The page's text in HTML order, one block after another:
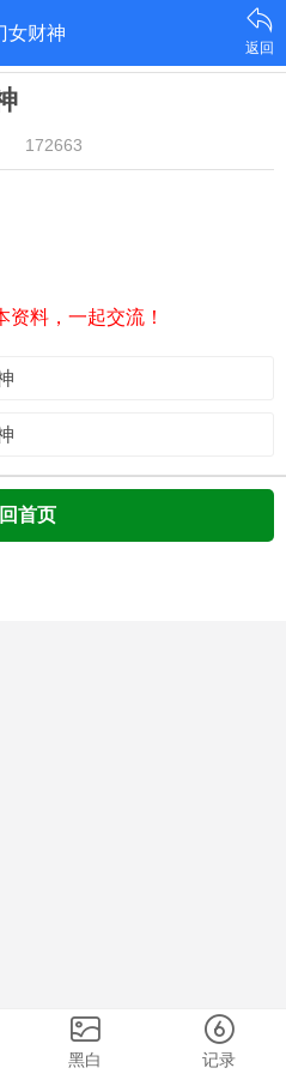
女财神
返回
172663
料，一起交流！
首页
黑白 记录